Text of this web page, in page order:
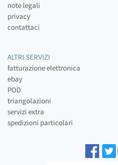
note legali
privacy
contattaci
ALTRI SERVIZI
fatturazione elettronica
ebay
POD
triangolazioni
servizi extra
spedizioni particolari